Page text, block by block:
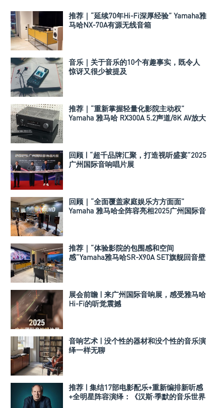
推荐｜“延续70年Hi-Fi深厚经验” Yamaha雅
马哈NX-70A有源无线音箱
音乐｜关于音乐的10个有趣事实，既令人
惊讶又很少被提及
推荐｜“重新掌握轻量化影院主动权”
Yamaha 雅马哈 RX300A 5.2声道/8K AV放大
回顾 | “超千品牌汇聚，打造视听盛宴”2025
广州国际音响唱片展
回顾｜“全面覆盖家庭娱乐方方面面”
Yamaha 雅马哈全阵容亮相2025广州国际音
推荐｜“体验影院的包围感和空间
感”Yamaha雅马哈SR-X90A SET旗舰回音壁
展会前瞻 | 来广州国际音响展，感受雅马哈
Hi-Fi的听觉震撼
音响艺术 | 没个性的器材和没个性的音乐演
绎一样无聊
推荐 | 集结17部电影配乐+重新编排新听感
+全明星阵容演绎：《汉斯·季默的音乐世界